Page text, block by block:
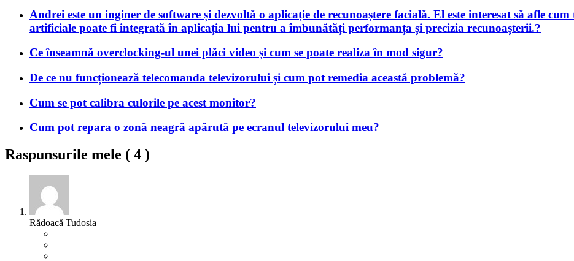
Andrei este un inginer de software și dezvoltă o aplicație de recunoaștere facială. El este interesat să afle
artificiale poate fi integrată în aplicația lui pentru a îmbunătăți performanța și precizia recunoașterii.?
Ce înseamnă overclocking-ul unei plăci video și cum se poate realiza în mod sigur?
De ce nu funcționează telecomanda televizorului și cum pot remedia această problemă?
Cum se pot calibra culorile pe acest monitor?
Cum pot repara o zonă neagră apărută pe ecranul televizorului meu?
Raspunsurile mele ( 4 )
Rădoacă Tudosia